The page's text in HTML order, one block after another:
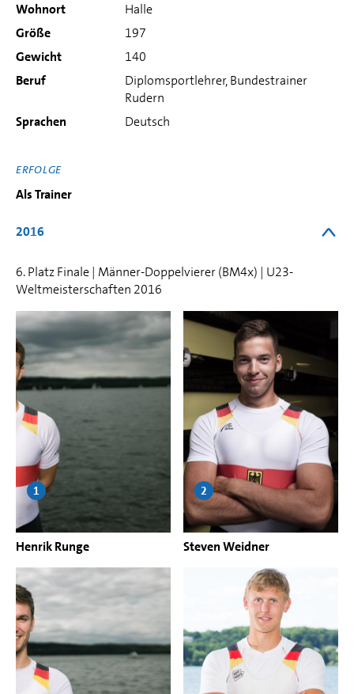
Wohnort
Halle
Größe
197
Gewicht
140
Beruf
Diplomsportlehrer, Bundestrainer
Rudern
Sprachen
Deutsch
ERFOLGE
Als Trainer
2016
6. Platz Finale | Männer-Doppelvierer (BM4x) | U23-
Weltmeisterschaften 2016
Henrik Runge
1
Steven Weidner
2